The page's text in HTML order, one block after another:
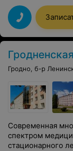
пространства
Гродненская
Гродно, б-р
Современная
спектром
стационарного